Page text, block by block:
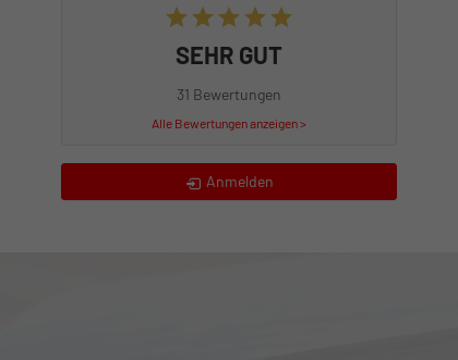
SEHR GUT
31 Bewertungen
Alle Bewertungen anzeigen >
Anmelden